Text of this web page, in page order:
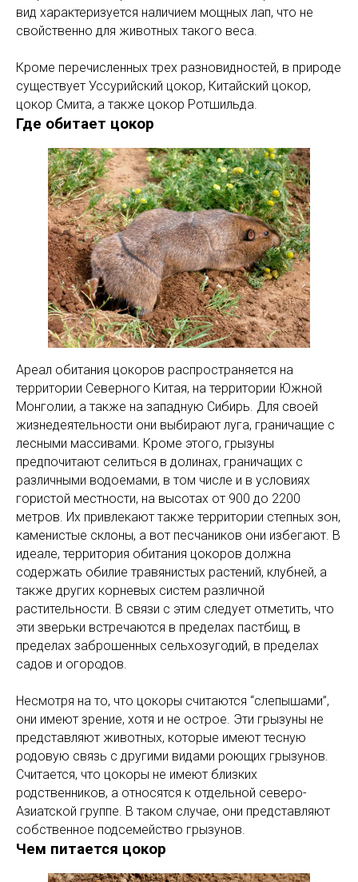
вид характеризуется наличием мощных лап, что не
свойственно для животных такого веса.
Кроме перечисленных трех разновидностей, в природе
существует Уссурийский цокор, Китайский цокор,
цокор Смита, а также цокор Ротшильда.
Где обитает цокор
Ареал обитания цокоров распространяется на
территории Северного Китая, на территории Южной
Монголии, а также на западную Сибирь. Для своей
жизнедеятельности они выбирают луга, граничащие с
лесными массивами. Кроме этого, грызуны
предпочитают селиться в долинах, граничащих с
различными водоемами, в том числе и в условиях
гористой местности, на высотах от 900 до 2200
метров. Их привлекают также территории степных зон,
каменистые склоны, а вот песчаников они избегают. В
идеале, территория обитания цокоров должна
содержать обилие травянистых растений, клубней, а
также других корневых систем различной
растительности. В связи с этим следует отметить, что
эти зверьки встречаются в пределах пастбищ, в
пределах заброшенных сельхозугодий, в пределах
садов и огородов.
Несмотря на то, что цокоры считаются “слепышами”,
они имеют зрение, хотя и не острое. Эти грызуны не
представляют животных, которые имеют тесную
родовую связь с другими видами роющих грызунов.
Считается, что цокоры не имеют близких
родственников, а относятся к отдельной северо-
Азиатской группе. В таком случае, они представляют
собственное подсемейство грызунов.
Чем питается цокор